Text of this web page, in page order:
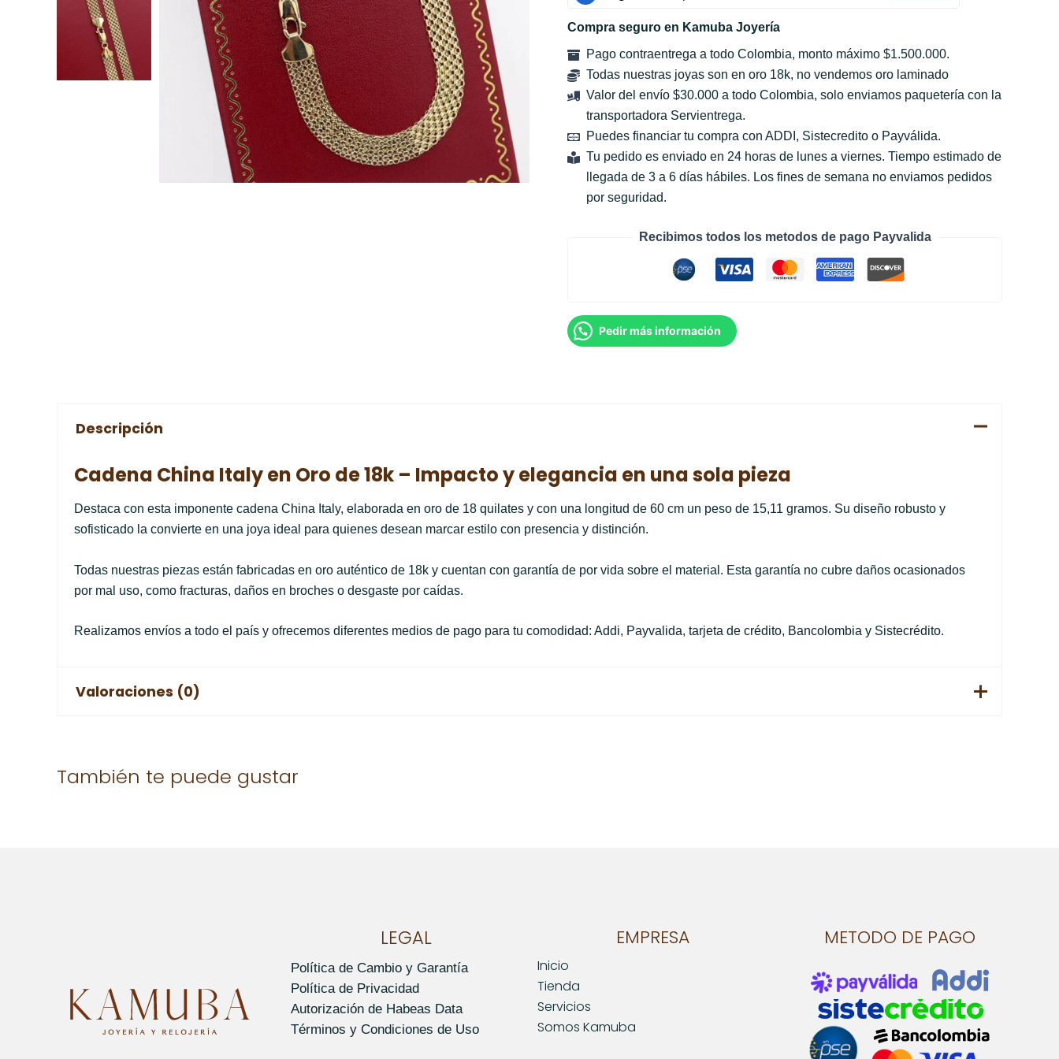
Compra seguro en Kamuba Joyería
Pago contraentrega a todo Colombia, monto máximo $1.500.000.
Todas nuestras joyas son en oro 18k, no vendemos oro laminado
Valor del envío $30.000 a todo Colombia, solo enviamos paquetería con la
transportadora Servientrega.
Puedes financiar tu compra con ADDI, Sistecredito o Payválida.
Tu pedido es enviado en 24 horas de lunes a viernes. Tiempo estimado de
llegada de 3 a 6 días hábiles. Los fines de semana no enviamos pedidos
por seguridad.
Recibimos todos los metodos de pago Payvalida
Pedir más información
Descripción
Cadena China Italy en Oro de 18k – Impacto y elegancia en una sola pieza
Destaca con esta imponente cadena China Italy, elaborada en oro de 18 quilates y con una longitud de 60 cm un peso de 15,11 gramos. Su diseño robusto y
sofisticado la convierte en una joya ideal para quienes desean marcar estilo con presencia y distinción.
Todas nuestras piezas están fabricadas en oro auténtico de 18k y cuentan con garantía de por vida sobre el material. Esta garantía no cubre daños ocasionados
por mal uso, como fracturas, daños en broches o desgaste por caídas.
Realizamos envíos a todo el país y ofrecemos diferentes medios de pago para tu comodidad: Addi, Payvalida, tarjeta de crédito, Bancolombia y Sistecrédito.
Valoraciones (0)
Solo los usuarios registrados que hayan comprado este producto pueden hacer una valoración.
También te puede gustar
LEGAL
Política de Cambio y Garantía
Política de Privacidad
Autorización de Habeas Data
Términos y Condiciones de Uso
EMPRESA
Inicio
Tienda
Servicios
Somos Kamuba
METODO DE PAGO